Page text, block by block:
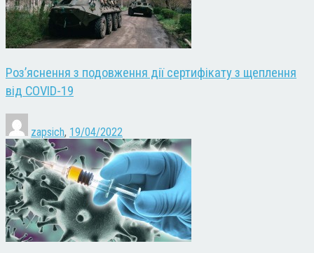
Роз’яснення з подовження дії сертифікату з щеплення
від COVID-19
zapsich, 19/04/2022